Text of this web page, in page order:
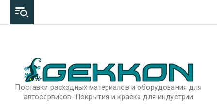
Поставки расходных материалов и оборудования для
автосервисов. Покрытия и краска для индустрии